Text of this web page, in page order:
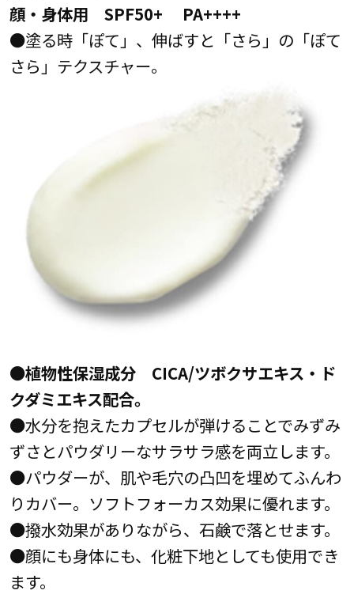
顔・身体用 SPF50+ PA++++
●塗る時「ぽて」、伸ばすと「さら」の「ぽて
さら」テクスチャー。
●植物性保湿成分 CICA/ツボクサエキス・ド
クダミエキス配合。
●水分を抱えたカプセルが弾けることでみずみ
ずさとパウダリーなサラサラ感を両立します。
●パウダーが、肌や毛穴の凸凹を埋めてふんわ
りカバー。ソフトフォーカス効果に優れます。
●撥水効果がありながら、石鹸で落とせます。
●顔にも身体にも、化粧下地としても使用でき
ます。